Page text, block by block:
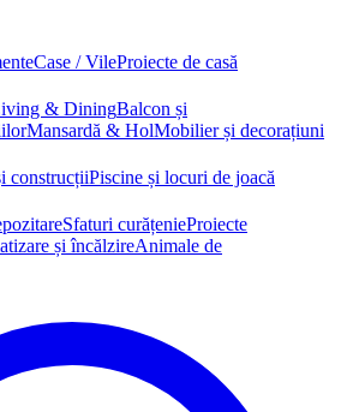
Case / VileProiecte de casă
& DiningBalcon și
Mansardă & HolMobilier și decorațiuni
construcțiiPiscine și locuri de joacă
Sfaturi curățenieProiecte
și încălzireAnimale de